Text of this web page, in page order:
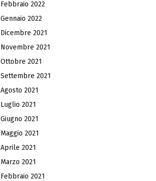
Febbraio 2022
Gennaio 2022
Dicembre 2021
Novembre 2021
Ottobre 2021
Settembre 2021
Agosto 2021
Luglio 2021
Giugno 2021
Maggio 2021
Aprile 2021
Marzo 2021
Febbraio 2021